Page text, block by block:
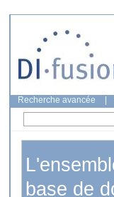
Recherche avancée
base de